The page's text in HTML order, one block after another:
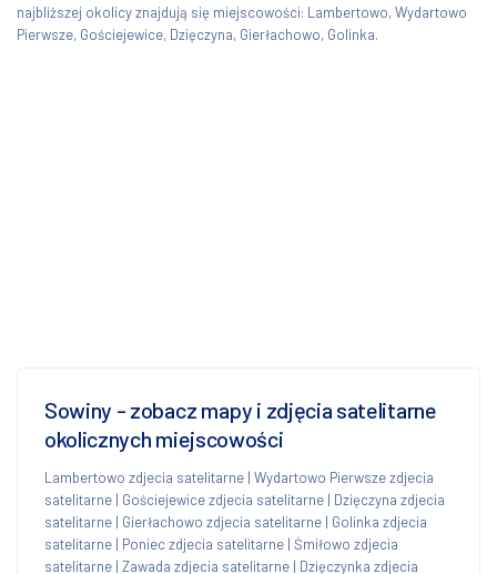
najbliższej okolicy znajdują się miejscowości: Lambertowo, Wydartowo
Pierwsze, Gościejewice, Dzięczyna, Gierłachowo, Golinka.
Sowiny - zobacz mapy i zdjęcia satelitarne
okolicznych miejscowości
Lambertowo zdjecia satelitarne | Wydartowo Pierwsze zdjecia
satelitarne | Gościejewice zdjecia satelitarne | Dzięczyna zdjecia
satelitarne | Gierłachowo zdjecia satelitarne | Golinka zdjecia
satelitarne | Poniec zdjecia satelitarne | Śmiłowo zdjecia
satelitarne | Zawada zdjecia satelitarne | Dzięczynka zdjecia